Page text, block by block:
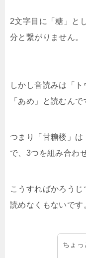
2文字目に「糖」と
分と繋がりません。
しかし音読みは「
「あめ」と読むんで
つまり「甘糖楼」
で、3つを組み合わ
こうすればかろう
読めなくもないです
ちょっ